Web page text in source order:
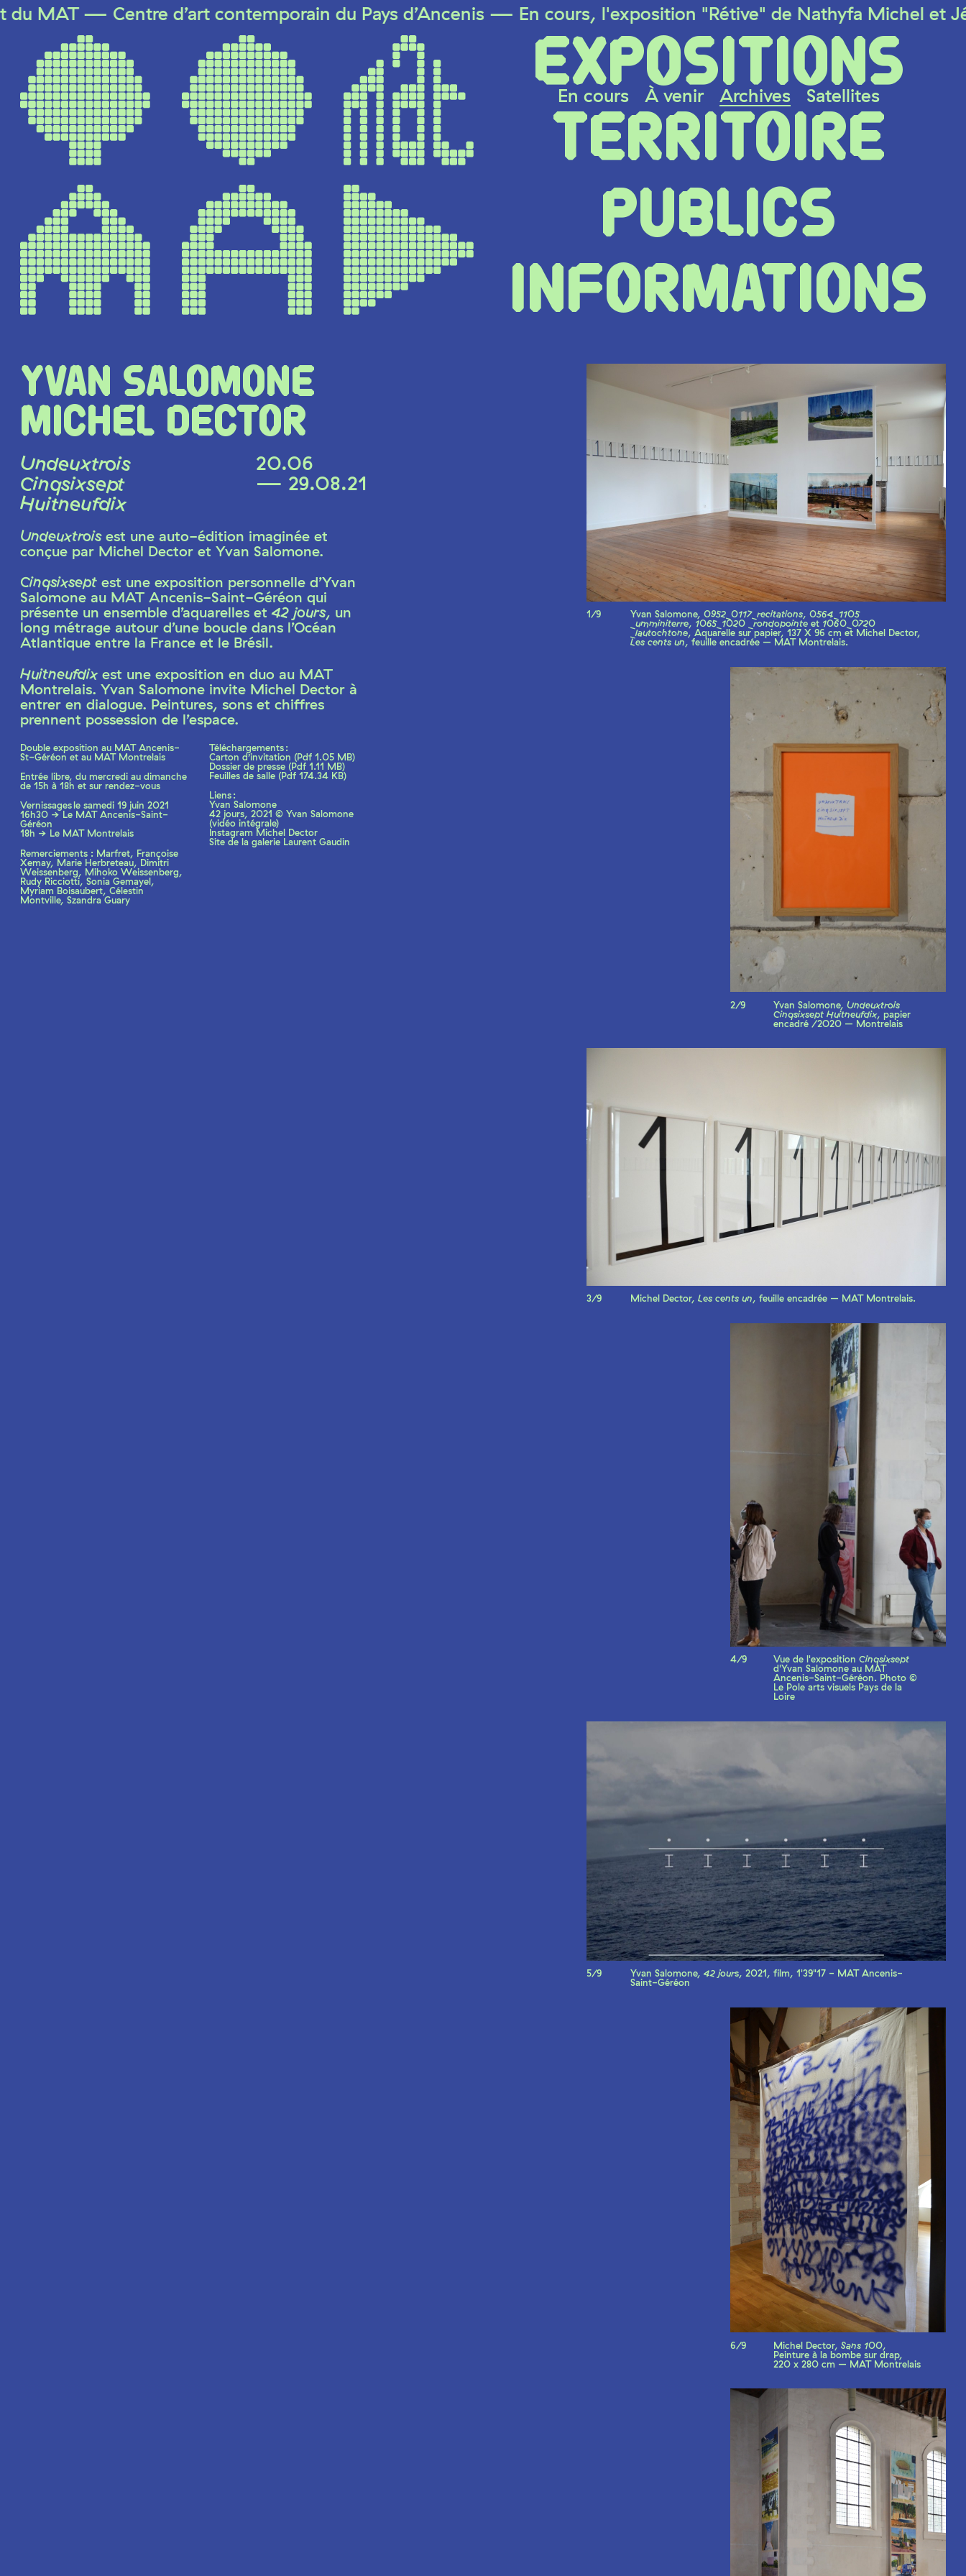
— Centre d’art contemporain du Pays d’Ancenis — En cours, l'exposition "Rétive" de Nathyfa Michel et Jérôme
EXPOSITIONS
En cours À venir Archives Satellites
TERRITOIRE
PUBLICS
INFORMATIONS
YVAN SALOMONE
MICHEL DECTOR
Undeuxtrois
Cinqsixsept
Huitneufdix
20.06
— 29.08.21
Undeuxtroisest une auto-édition imaginée et
conçue par Michel Dector et Yvan Salomone.
Cinqsixseptest une exposition personnelle d’Yvan
Salomone au MAT Ancenis-Saint-Géréon qui
présente un ensemble d’aquarelles et42 jours, un
long métrage autour d’une boucle dans l’Océan
Atlantique entre la France et le Brésil.
Huitneufdixest une exposition en duo au MAT
Montrelais. Yvan Salomone invite Michel Dector à
entrer en dialogue. Peintures, sons et chiffres
prennent possession de l’espace.
Double exposition au MAT Ancenis-
St-Géréon et au MAT Montrelais
Entrée libre, du mercredi au dimanche
de 15h à 18h et sur rendez-vous
Vernissages le samedi 19 juin 2021
16h30 → Le MAT Ancenis-Saint-
Géréon
18h → Le MAT Montrelais
Remerciements : Marfret, Françoise
Xemay, Marie Herbreteau, Dimitri
Weissenberg, Mihoko Weissenberg,
Rudy Ricciotti, Sonia Gemayel,
Myriam Boisaubert, Célestin
Montville, Szandra Guary
Téléchargements :
Carton d’invitation (Pdf1.05 MB)
Dossier de presse (Pdf1.11 MB)
Feuilles de salle (Pdf174.34 KB)
Liens :
Yvan Salomone
42 jours, 2021 © Yvan Salomone
(vidéo intégrale)
Instagram Michel Dector
Site de la galerie Laurent Gaudin
1/9 Yvan Salomone, 0952_0117_recitations, 0564_1105
_umminiterre, 1065_1020 _rondopointeet 1060_0720
_lautochtone, Aquarelle sur papier, 137 X 96 cm et Michel Dector,
Les cents un, feuille encadrée – MAT Montrelais.
2/9 Yvan Salomone,Undeuxtrois
Cinqsixsept Huitneufdix, papier
encadré /2O20 – Montrelais
3/9 Michel Dector, Les cents un, feuille encadrée – MAT Montrelais.
4/9 Vue de l'expositionCinqsixsept
d'Yvan Salomone au MAT
Ancenis-Saint-Géréon. Photo ©
Le Pole arts visuels Pays de la
Loire
5/9 Yvan Salomone, 42 jours, 2021, film, 1'39"17 - MAT Ancenis-
Saint-Géréon
6/9 Michel Dector,Sans 100,
Peinture à la bombe sur drap,
220 x 280 cm – MAT Montrelais